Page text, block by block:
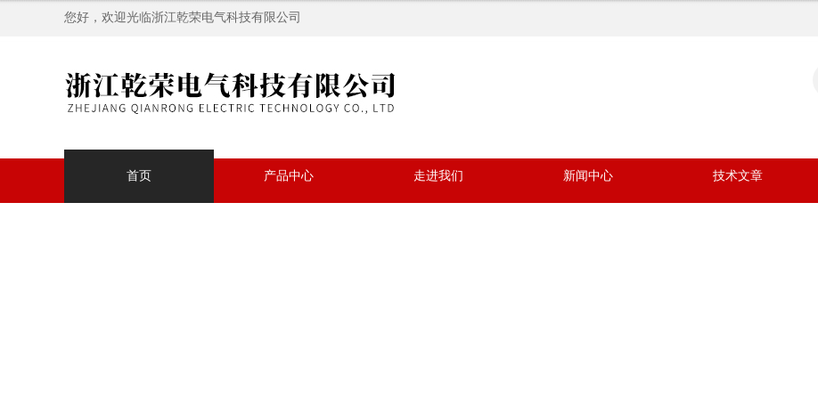
您好，欢迎光临浙江乾荣电气科技有限公司
首页 产品中心 走进我们 新闻中心 技术文章